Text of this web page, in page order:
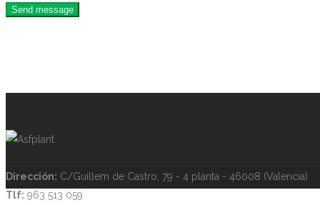
Dirección: C/Guillem de Castro, 79 - 4 planta - 46008 (Valencia)
Tlf: 963 513 059